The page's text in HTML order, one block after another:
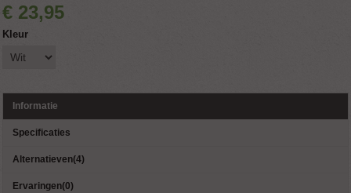
€ 23,95
Kleur
Informatie
Specificaties
Alternatieven(4)
Ervaringen(0)